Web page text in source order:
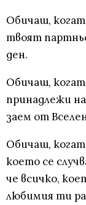
Обичаш,
твоят
ден.
Обичаш,
принадлежи
заем от
Обичаш,
което се
че всичко,
любимия ти